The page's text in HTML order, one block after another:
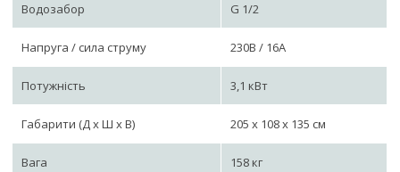
Водозабор G 1/2
Напруга / сила струму 230B / 16A
Потужність 3,1 кВт
Габарити (Д х Ш х В) 205 х 108 х 135 см
Вага 158 кг